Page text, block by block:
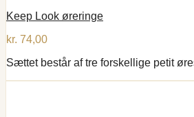
Keep Look øreringe
kr. 74,00
Sættet består af tre forskellige petit